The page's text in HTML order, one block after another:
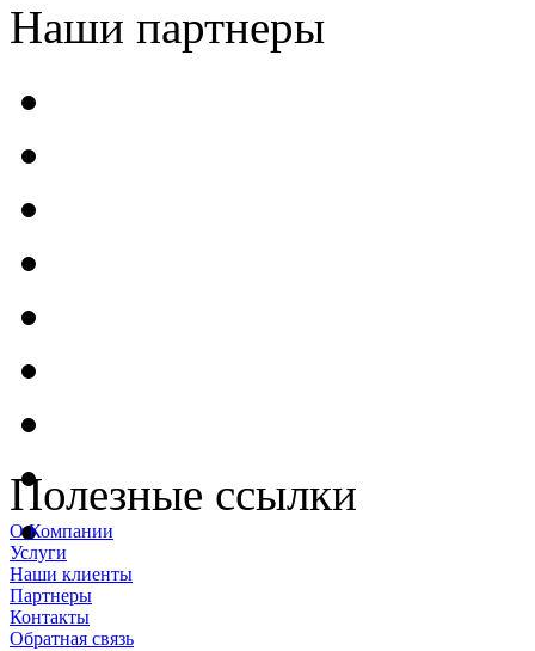
Наши партнеры
Полезные ссылки
О Компании
Услуги
Наши клиенты
Партнеры
Контакты
Обратная связь